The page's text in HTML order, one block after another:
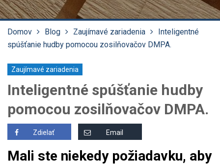
Domov Blog Zaujímavé zariadenia
Inteligentné
spúšťanie hudby pomocou zosilňovačov DMPA.
Zaujímavé zariadenia
Inteligentné spúšťanie hudby
pomocou zosilňovačov DMPA.
Zdielať Email
Mali ste niekedy požiadavku, aby